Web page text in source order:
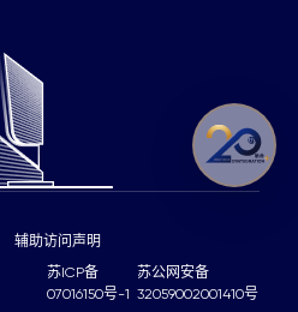
苏ICP备
07016150号-1
苏公网安备
32059002001410号
辅助访问声明